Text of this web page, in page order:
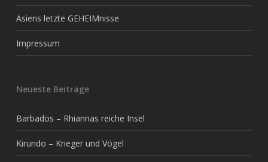
Asiens letzte GEHEIMnisse
Impressum
Neueste Beiträge
Barbados – Rhiannas reiche Insel
Kirundo – Krieger und Vögel